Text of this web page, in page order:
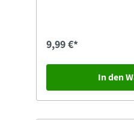
9,99 €*
In den